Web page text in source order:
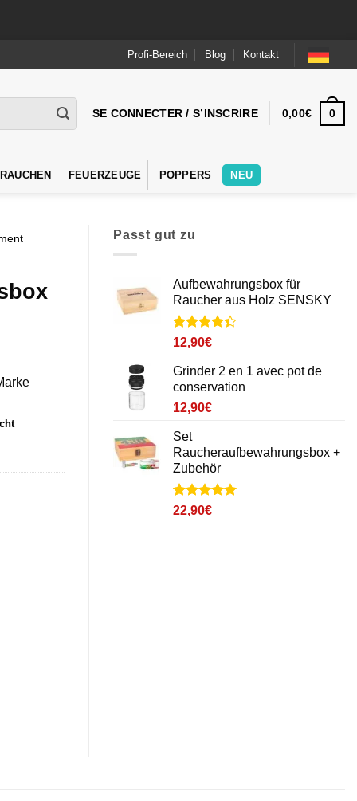
Profi-Bereich Blog Kontakt
SE CONNECTER / S’INSCRIRE 0,00€ 0
FEUERZEUGE POPPERS NEU
Passt gut zu
Aufbewahrungsbox für
Raucher aus Holz SENSKY
Noté4.3
sur 5
basé sur
9
notations
client
12,90€
Grinder 2 en 1 avec pot de
conservation
12,90€
Set
Raucheraufbewahrungsbox +
Zubehör
Noté5sur
5 basé sur
1
22,90€